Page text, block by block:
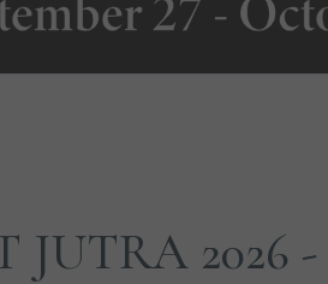
JUTRA 2026 -